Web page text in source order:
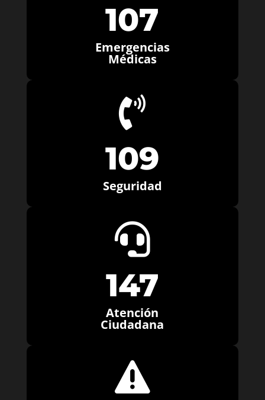
107
Emergencias
Médicas

109
Seguridad

147
Atención
Ciudadana
